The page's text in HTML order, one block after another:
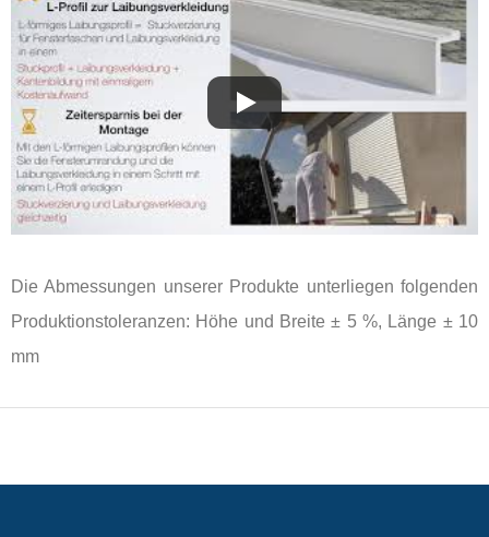
Die Abmessungen unserer Produkte unterliegen folgenden
Produktionstoleranzen: Höhe und Breite ± 5 %, Länge ± 10
mm